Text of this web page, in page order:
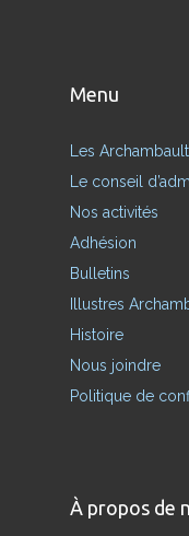
Menu
Les
Le conseil
Nos activités
Adhésion
Bulletins
Illustres
Histoire
Nous joindre
Politique de
À propos de